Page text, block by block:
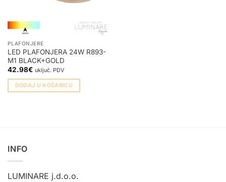
PLAFONJERE
LED PLAFONJERA 24W R893-
M1 BLACK+GOLD
42.98€ uključ. PDV
DODAJ U KOŠARICU
INFO
LUMINARE j.d.o.o.